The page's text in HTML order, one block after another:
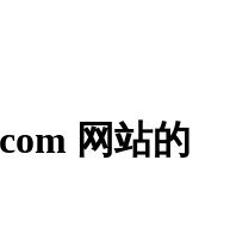
网站的